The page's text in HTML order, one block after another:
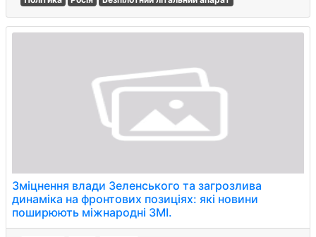
Зміцнення влади Зеленського та загрозлива
динаміка на фронтових позиціях: які новини
поширюють міжнародні ЗМІ.